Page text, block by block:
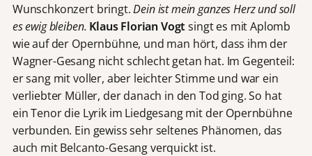
Wunschkonzert bringt.Dein ist mein ganzes Herz und soll
es ewig bleiben. Klaus Florian Vogtsingt es mit Aplomb
wie auf der Opernbühne, und man hört, dass ihm der
Wagner-Gesang nicht schlecht getan hat. Im Gegenteil:
er sang mit voller, aber leichter Stimme und war ein
verliebter Müller, der danach in den Tod ging. So hat
ein Tenor die Lyrik im Liedgesang mit der Opernbühne
verbunden. Ein gewiss sehr seltenes Phänomen, das
auch mit Belcanto-Gesang verquickt ist.